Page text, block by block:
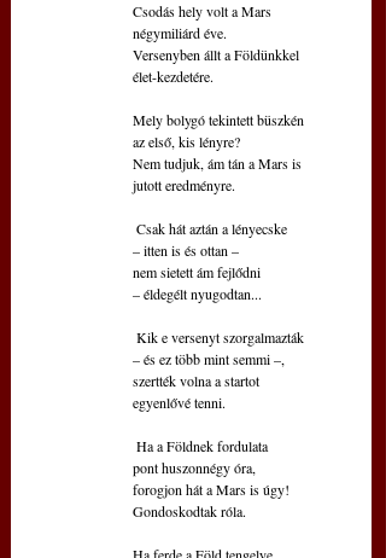
Csodás hely volt a Mars
négymiliárd éve.
Versenyben állt a Földünkkel
élet-kezdetére.
Mely bolygó tekintett büszkén
az első, kis lényre?
Nem tudjuk, ám tán a Mars is
jutott eredményre.
  Csak hát aztán a lényecske
– itten is és ottan –
nem sietett ám fejlődni
– éldegélt nyugodtan...
  Kik e versenyt szorgalmazták
– és ez több mint semmi –,
szertték volna a startot
egyenlővé tenni.
  Ha a Földnek fordulata
pont huszonnégy óra,
forogjon hát a Mars is úgy!
Gondoskodtak róla.